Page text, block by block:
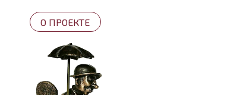
О ПРОЕКТЕ